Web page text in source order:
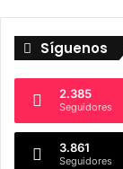
Síguenos
2.385
Seguidores
3.861
Seguidores